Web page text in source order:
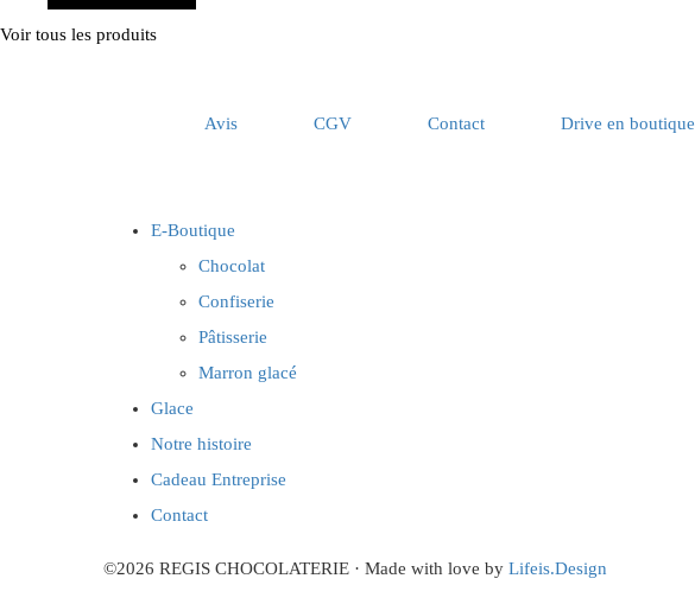
Voir tous les produits
Avis CGV Contact Drive en boutique
E-Boutique
Chocolat
Confiserie
Pâtisserie
Marron glacé
Glace
Notre histoire
Cadeau Entreprise
Contact
©2026 REGIS CHOCOLATERIE · Made with love by Lifeis.Design